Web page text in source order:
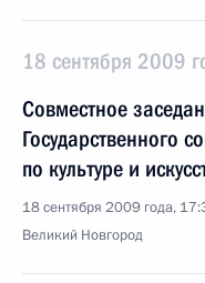
18 сентября 2009
Совместное
Государственного
по культуре и
18 сентября 2009 года,
Великий Новгород